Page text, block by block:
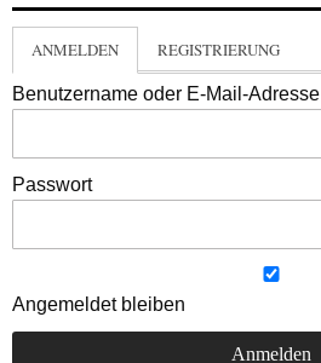
ANMELDEN REGISTRIERUNG
Benutzername oder E-Mail-Adresse
Passwort
Angemeldet bleiben